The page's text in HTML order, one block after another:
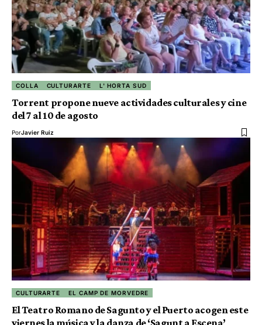
COLLA CULTURARTE L' HORTA SUD
Torrent propone nueve actividades culturales y cine
del 7 al 10 de agosto
PorJavier Ruiz
CULTURARTE EL CAMP DE MORVEDRE
El Teatro Romano de Sagunto y el Puerto acogen este